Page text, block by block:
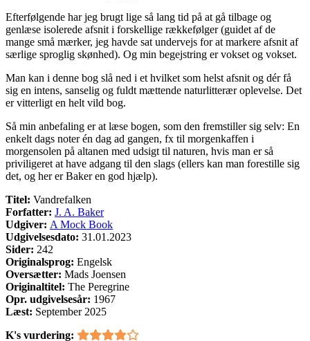
Efterfølgende har jeg brugt lige så lang tid på at gå tilbage og
genlæse isolerede afsnit i forskellige rækkefølger (guidet af de
mange små mærker, jeg havde sat undervejs for at markere afsnit af
særlige sproglig skønhed). Og min begejstring er vokset og vokset.
Man kan i denne bog slå ned i et hvilket som helst afsnit og dér få
sig en intens, sanselig og fuldt mættende naturlitterær oplevelse. Det
er vitterligt en helt vild bog.
Så min anbefaling er at læse bogen, som den fremstiller sig selv: En
enkelt dags noter én dag ad gangen, fx til morgenkaffen i
morgensolen på altanen med udsigt til naturen, hvis man er så
priviligeret at have adgang til den slags (ellers kan man forestille sig
det, og her er Baker en god hjælp).
Titel: Vandrefalken
Forfatter: J. A. Baker
Udgiver: A Mock Book
Udgivelsesdato: 31.01.2023
Sider: 242
Originalsprog: Engelsk
Oversætter: Mads Joensen
Originaltitel: The Peregrine
Opr. udgivelsesår: 1967
Læst: September 2025
K's vurdering: